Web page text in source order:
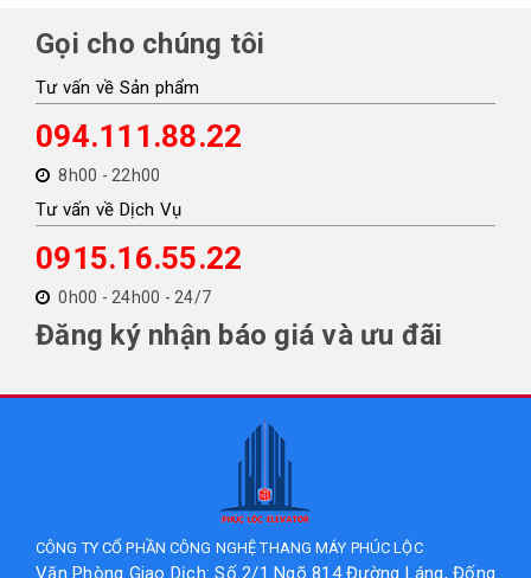
Gọi cho chúng tôi
Tư vấn về Sản phẩm
094.111.88.22
8h00 - 22h00
Tư vấn về Dịch Vụ
0915.16.55.22
0h00 - 24h00 - 24/7
Đăng ký nhận báo giá và ưu đãi
CÔNG TY CỔ PHẦN CÔNG NGHỆ THANG MÁY PHÚC LỘC
Văn Phòng Giao Dịch: Số 2/1 Ngõ 814 Đường Láng, Đống